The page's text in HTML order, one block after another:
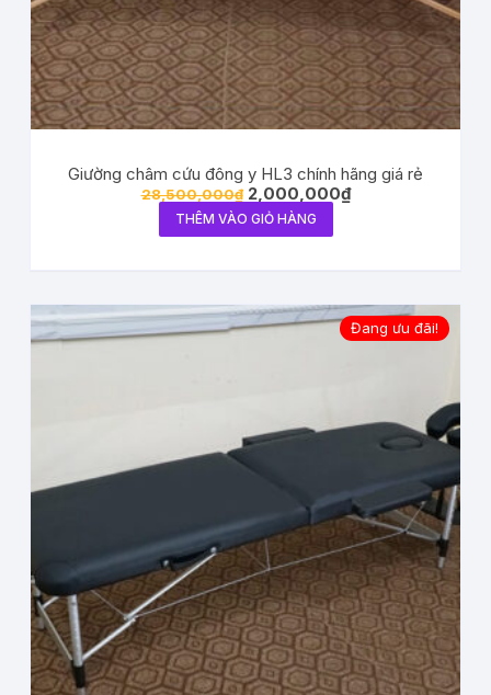
Giường châm cứu đông y HL3 chính hãng giá rẻ
28,500,000₫ 2,000,000₫
THÊM VÀO GIỎ HÀNG
Đang ưu đãi!